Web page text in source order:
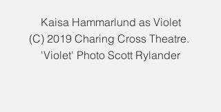
Kaisa Hammarlund as Violet
(C) 2019 Charing Cross Theatre.
'Violet' Photo Scott Rylander